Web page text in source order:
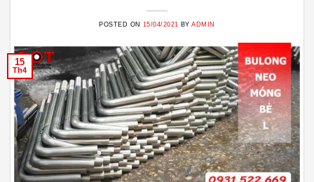
POSTED ON 15/04/2021 BYADMIN
15
Th4